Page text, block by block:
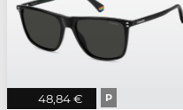
48,84 € P